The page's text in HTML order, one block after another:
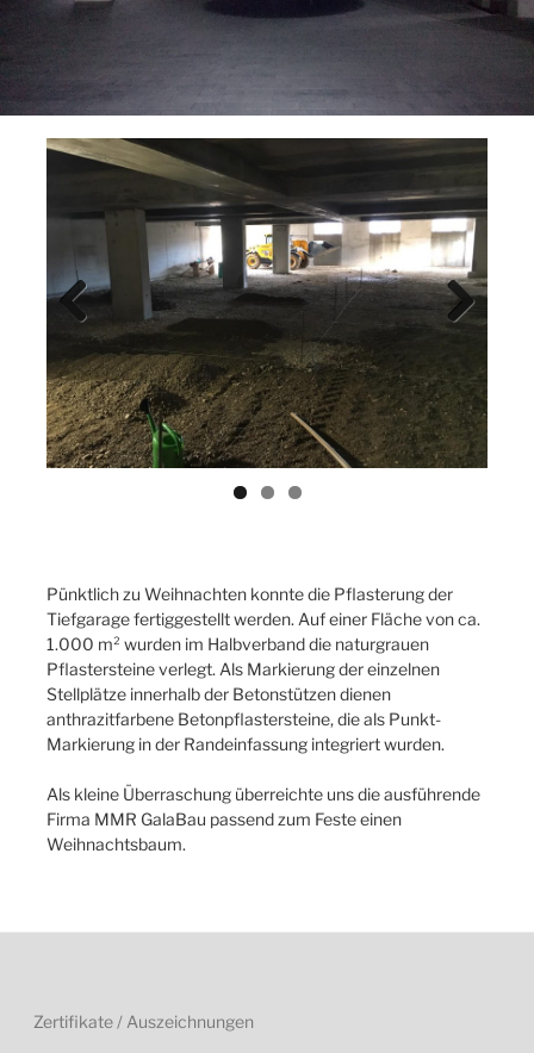
Previ
ous
Pünktlich zu Weihnachten konnte die Pflasterung der
Tiefgarage fertiggestellt werden. Auf einer Fläche von ca.
1.000 m² wurden im Halbverband die naturgrauen
Pflastersteine verlegt. Als Markierung der einzelnen
Stellplätze innerhalb der Betonstützen dienen
anthrazitfarbene Betonpflastersteine, die als Punkt-
Markierung in der Randeinfassung integriert wurden.
Als kleine Überraschung überreichte uns die ausführende
Firma MMR GalaBau passend zum Feste einen
Weihnachtsbaum.
Zertifikate / Auszeichnungen